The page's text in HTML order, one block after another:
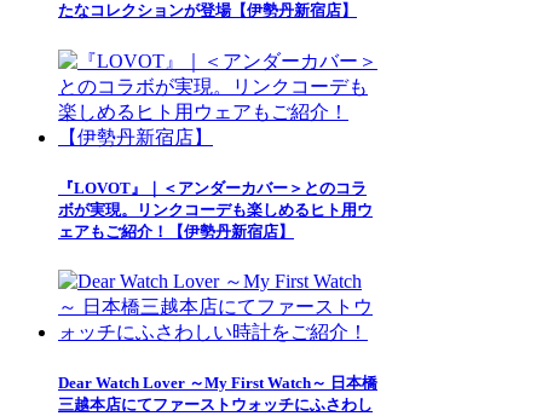
たなコレクションが登場【伊勢丹新宿店】
『LOVOT』｜＜アンダーカバー＞とのコラ
ボが実現。リンクコーデも楽しめるヒト用ウ
ェアもご紹介！【伊勢丹新宿店】
Dear Watch Lover ～My First Watch～ 日本橋
三越本店にてファーストウォッチにふさわし